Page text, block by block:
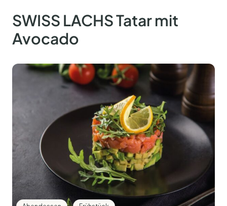
SWISS LACHS Tatar mit
Avocado